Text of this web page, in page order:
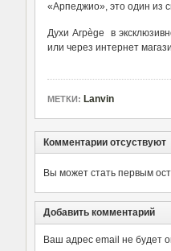
«Арпеджио», это один из
Духи Arpège в
или через интернет
МЕТКИ: Lanvin
Комментарии отсуствуют
Вы может стать первым
Добавить комментарий
Ваш адрес email не будет